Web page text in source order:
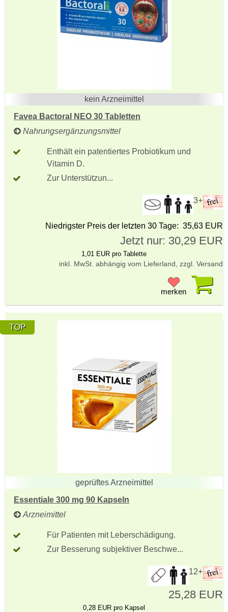
kein Arzneimittel
Favea Bactoral NEO 30 Tabletten
Nahrungsergänzungsmittel
Enthält ein patentiertes Probiotikum und
Vitamin D.
Zur Unterstützun...
3+
Niedrigster Preis der letzten 30 Tage: 35,63 EUR
Jetzt nur: 30,29 EUR
1,01 EUR pro Tablette
inkl. MwSt. abhängig vom Lieferland, zzgl. Versand
merken
TOP
geprüftes Arzneimittel
Essentiale 300 mg 90 Kapseln
Arzneimittel
Für Patienten mit Leberschädigung.
Zur Besserung subjektiver Beschwe...
12+
25,28 EUR
0,28 EUR pro Kapsel